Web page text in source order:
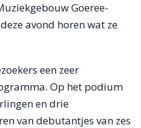
Goeree-
avond horen wat ze
een zeer
Op het podium
en drie
van debutantjes van zes